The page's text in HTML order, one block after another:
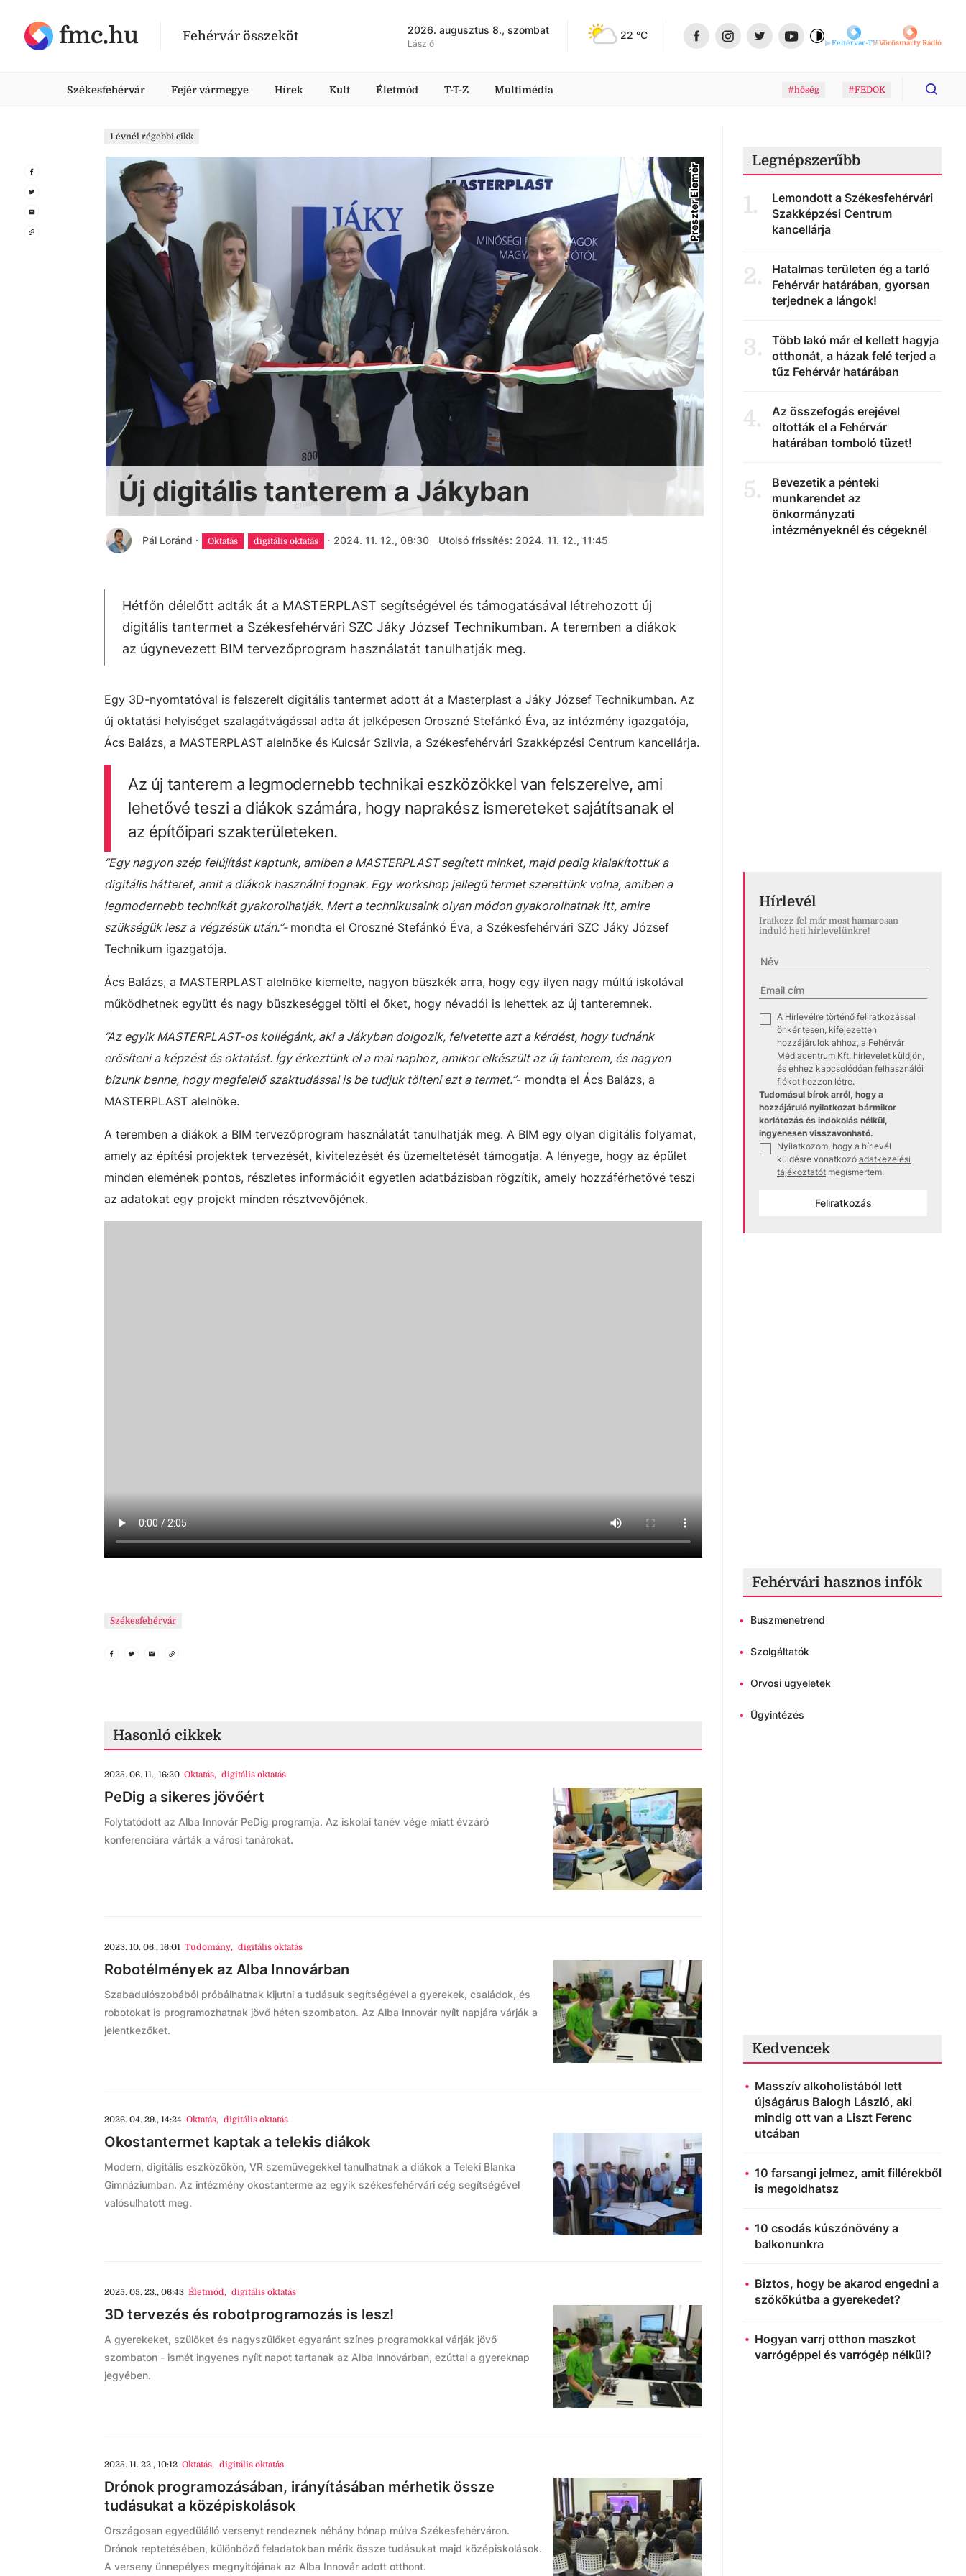
fmc.hu Fehérvár összeköt 2026. augusztus 8., szombat
László
22 °C
Fehérvár-TVVörösmarty Rádió
Székesfehérvár Fejér vármegye Hírek Kult Életmód T-T-Z Multimédia #hőség #FEDOK
1 évnél régebbi cikk
Preszter Elemér
Új digitális tanterem a Jákyban
Pál Loránd · Oktatás digitális oktatás · 2024. 11. 12., 08:30 Utolsó frissítés: 2024. 11. 12., 11:45
Hétfőn délelőtt adták át a MASTERPLAST segítségével és támogatásával létrehozott új
digitális tantermet a Székesfehérvári SZC Jáky József Technikumban. A teremben a diákok
az úgynevezett BIM tervezőprogram használatát tanulhatják meg.
Egy 3D-nyomtatóval is felszerelt digitális tantermet adott át a Masterplast a Jáky József Technikumban. Az
új oktatási helyiséget szalagátvágással adta át jelképesen Oroszné Stefánkó Éva, az intézmény igazgatója,
Ács Balázs, a MASTERPLAST alelnöke és Kulcsár Szilvia, a Székesfehérvári Szakképzési Centrum kancellárja.
Az új tanterem a legmodernebb technikai eszközökkel van felszerelve, ami
lehetővé teszi a diákok számára, hogy naprakész ismereteket sajátítsanak el
az építőipari szakterületeken.
“Egy nagyon szép felújítást kaptunk, amiben a MASTERPLAST segített minket, majd pedig kialakítottuk a
digitális hátteret, amit a diákok használni fognak. Egy workshop jellegű termet szerettünk volna, amiben a
legmodernebb technikát gyakorolhatják. Mert a technikusaink olyan módon gyakorolhatnak itt, amire
szükségük lesz a végzésük után.”- mondta el Oroszné Stefánkó Éva, a Székesfehérvári SZC Jáky József
Technikum igazgatója.
Ács Balázs, a MASTERPLAST alelnöke kiemelte, nagyon büszkék arra, hogy egy ilyen nagy múltú iskolával
működhetnek együtt és nagy büszkeséggel tölti el őket, hogy névadói is lehettek az új tanteremnek.
“Az egyik MASTERPLAST-os kollégánk, aki a Jákyban dolgozik, felvetette azt a kérdést, hogy tudnánk
erősíteni a képzést és oktatást. Így érkeztünk el a mai naphoz, amikor elkészült az új tanterem, és nagyon
bízunk benne, hogy megfelelő szaktudással is be tudjuk tölteni ezt a termet.”- mondta el Ács Balázs, a
MASTERPLAST alelnöke.
A teremben a diákok a BIM tervezőprogram használatát tanulhatják meg. A BIM egy olyan digitális folyamat,
amely az építési projektek tervezését, kivitelezését és üzemeltetését támogatja. A lényege, hogy az épület
minden elemének pontos, részletes információit egyetlen adatbázisban rögzítik, amely hozzáférhetővé teszi
az adatokat egy projekt minden résztvevőjének.
Székesfehérvár
Hasonló cikkek
2025. 06. 11., 16:20 Oktatás, digitális oktatás
PeDig a sikeres jövőért
Folytatódott az Alba Innovár PeDig programja. Az iskolai tanév vége miatt évzáró
konferenciára várták a városi tanárokat.
2023. 10. 06., 16:01 Tudomány, digitális oktatás
Robotélmények az Alba Innovárban
Szabadulószobából próbálhatnak kijutni a tudásuk segítségével a gyerekek, családok, és
robotokat is programozhatnak jövő héten szombaton. Az Alba Innovár nyílt napjára várják a
jelentkezőket.
2026. 04. 29., 14:24 Oktatás, digitális oktatás
Okostantermet kaptak a telekis diákok
Modern, digitális eszközökön, VR szemüvegekkel tanulhatnak a diákok a Teleki Blanka
Gimnáziumban. Az intézmény okostanterme az egyik székesfehérvári cég segítségével
valósulhatott meg.
2025. 05. 23., 06:43 Életmód, digitális oktatás
3D tervezés és robotprogramozás is lesz!
A gyerekeket, szülőket és nagyszülőket egyaránt színes programokkal várják jövő
szombaton - ismét ingyenes nyílt napot tartanak az Alba Innovárban, ezúttal a gyereknap
jegyében.
2025. 11. 22., 10:12 Oktatás, digitális oktatás
Drónok programozásában, irányításában mérhetik össze
tudásukat a középiskolások
Országosan egyedülálló versenyt rendeznek néhány hónap múlva Székesfehérváron.
Drónok reptetésében, különböző feladatokban mérik össze tudásukat majd középiskolások.
A verseny ünnepélyes megnyitójának az Alba Innovár adott otthont.
Legnépszerűbb
1.
Lemondott a Székesfehérvári
Szakképzési Centrum
kancellárja
2.
Hatalmas területen ég a tarló
Fehérvár határában, gyorsan
terjednek a lángok!
3.
Több lakó már el kellett hagyja
otthonát, a házak felé terjed a
tűz Fehérvár határában
4.
Az összefogás erejével
oltották el a Fehérvár
határában tomboló tüzet!
5.
Bevezetik a pénteki
munkarendet az
önkormányzati
intézményeknél és cégeknél
Hírlevél
Iratkozz fel már most hamarosan
induló heti hírlevelünkre!
A Hírlevélre történő feliratkozással
önkéntesen, kifejezetten
hozzájárulok ahhoz, a Fehérvár
Médiacentrum Kft. hírlevelet küldjön,
és ehhez kapcsolódóan felhasználói
fiókot hozzon létre.
Tudomásul bírok arról, hogy a
hozzájáruló nyilatkozat bármikor
korlátozás és indokolás nélkül,
ingyenesen visszavonható.
Nyilatkozom, hogy a hírlevél
küldésre vonatkozó adatkezelési
tájékoztatót megismertem.
Feliratkozás
Fehérvári hasznos infók
• Buszmenetrend
• Szolgáltatók
• Orvosi ügyeletek
• Ügyintézés
Kedvencek
Masszív alkoholistából lett
újságárus Balogh László, aki
mindig ott van a Liszt Ferenc
utcában
10 farsangi jelmez, amit fillérekből
is megoldhatsz
10 csodás kúszónövény a
balkonunkra
Biztos, hogy be akarod engedni a
szökőkútba a gyerekedet?
Hogyan varrj otthon maszkot
varrógéppel és varrógép nélkül?